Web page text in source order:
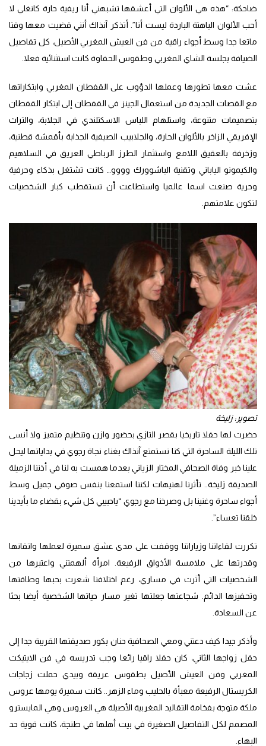
ضاحكة: “هذه هي الألوان التي أعشقها تشبهني أنا ريفية حارة كانغلي لا
أحب الألوان الباهتة الباردة ليست أنا”. أتذكر آنذاك أنني قضيت معها وقتا
ماتعا جدا وسط أجواء راقية من فن العيش المغربي الأصيل، كل تفاصيل
الضيافة بجلسة الشاي المغربي وطقوس الحفاوة كانت استثنائية فعلا.
عشت معها تطورها وعملها الدؤوب على القفطان المغربي وابتكاراتها
مع القصات الجديدة من استعمال الجينز في القفطان إلى ابتكار القفطان
بتصميمات متنوعة، واستلهام اللباس الاسكتلندي في الجلابة، والتراث
الإفريقي الزاخر بالألوان الحارة، والجلابيب الصيفية الجذابة بأقمشة قطنية،
وزخرفة بالعقيق اللامع واستثمار الطرز الرباطي العريق في السلاهيم
والكيمونو الياباني وتقنية الباشوورك وووو… كانت تشتغل بذكاء وحرفية
وحرية صنعت اسما عالميا واستطاعت أن تستقطب كبار الشخصيات
لتكون علامتهم.
تصوير: زليخة
حضرت لها حفلا تاريخيا بقصر التازي بحضور وازن وتنظيم متميز ولا أنسى
تلك الليلة الساحرة التي كنا نستمتع آنذاك بغناء نجاة رجوي في بداياتها ليحل
علينا خبر وفاة الصحافي المختار الزياني بعدما همست به لنا في أذننا الزميلة
الصديقة زليخة.. تأثرنا لهنيهات لكننا استمعنا بنفس صوفي جميل وسط
أجواء ساحرة وغنينا بل وصرخنا مع رجوي “ياحبيبي كل شيء بقضاء ما بأيدينا
خلقنا تعساء”.
تكررت لقاءاتنا وزياراتنا ووقفت على مدى عشق سميرة لعملها واتقانها
وقدرتها على ملامسة الأذواق الرفيعة. امرأة ألهمتني واعتبرها من
الشخصيات التي أثرت في مساري، رغم اختلافنا شعرت بحبها وطاقتها
وتحفيزها الدائم. شجاعتها جعلتها تغير مسار حياتها الشخصية أيضا بحثا
عن السعادة.
وأذكر جيدا كيف دعتني ومعي الصحافية حنان بكور صديقتها القريبة جدا إلى
حفل زواجها الثاني، كان حفلا راقيا رائعا وجب تدريسه في فن الايتيكت
المغربي وفن العيش الأصيل بطقوس عريقة وبيدي حملت زجاجات
الكريستال الرفيعة معبأة بالحليب وماء الزهر.. كانت سميرة يومها عروس
ملكة متوجة بفخامة التقاليد المغربية الأصيلة هي العروس وهي المايسترو
المصمم لكل التفاصيل الصغيرة في بيت أهلها في طنجة، كانت قوية حد
البهاء.